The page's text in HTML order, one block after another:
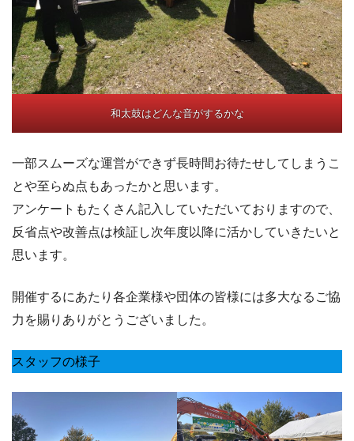
和太鼓はどんな音がするかな
一部スムーズな運営ができず長時間お待たせしてしまうこ
とや至らぬ点もあったかと思います。
アンケートもたくさん記入していただいておりますので、
反省点や改善点は検証し次年度以降に活かしていきたいと
思います。
開催するにあたり各企業様や団体の皆様には多大なるご協
力を賜りありがとうございました。
スタッフの様子